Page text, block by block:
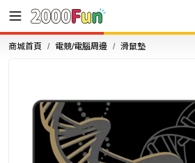
商城首頁 電競/電腦周邊 滑鼠墊